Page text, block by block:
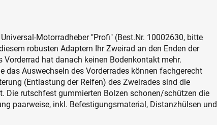
Motorradheber "Profi" (Best.Nr. 10002630, bitte
robusten Adaptern Ihr Zweirad an den Enden der
hat danach keinen Bodenkontakt mehr.
das Auswechseln des Vorderrades können fachgerecht
(Entlastung der Reifen) des Zweirades sind die
Die rutschfest gummierten Bolzen schonen/schützen die
paarweise, inkl. Befestigungsmaterial, Distanzhülsen und